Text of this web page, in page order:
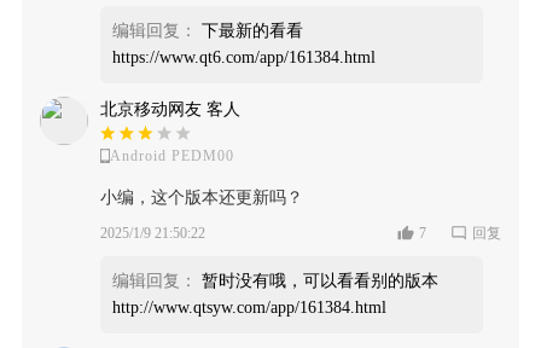
编辑回复：
下最新的看看
https://www.qt6.com/app/161384.html
北京移动网友 客人
Android PEDM00
小编，这个版本还更新吗？
2025/1/9 21:50:22 7 回复
编辑回复：
暂时没有哦，可以看看别的版本
http://www.qtsyw.com/app/161384.html